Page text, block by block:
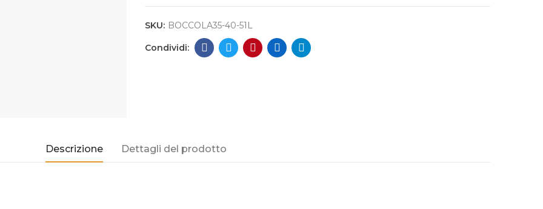
SKU: BOCCOLA35-40-51L
Descrizione Dettagli del prodotto